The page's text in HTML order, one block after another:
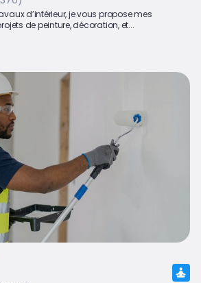
d’intérieur, je vous propose mes
de peinture, décoration, et...